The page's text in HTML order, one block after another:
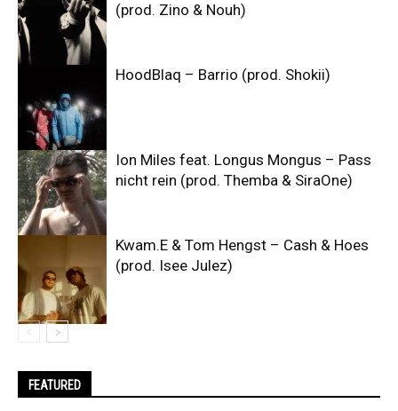
(prod. Zino & Nouh)
HoodBlaq – Barrio (prod. Shokii)
Ion Miles feat. Longus Mongus – Pass
nicht rein (prod. Themba & SiraOne)
Kwam.E & Tom Hengst – Cash & Hoes
(prod. Isee Julez)
FEATURED